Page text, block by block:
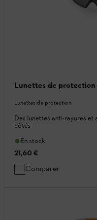
Lunettes de
Lunettes de protection
Des lunettes anti-rayures et
côtés
En stock
21,60 €
Comparer